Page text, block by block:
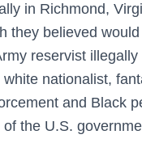
in Richmond,
they believed
reservist
nationalist,
and Black
the U.S.